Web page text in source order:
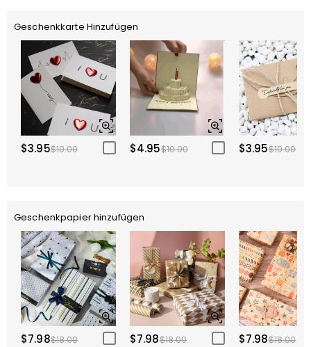
Geschenkkarte Hinzufügen
$3.95$10.00 $4.95$10.00 $3.95$10.00
Geschenkpapier hinzufügen
$7.98$18.00 $7.98$18.00 $7.98$18.00